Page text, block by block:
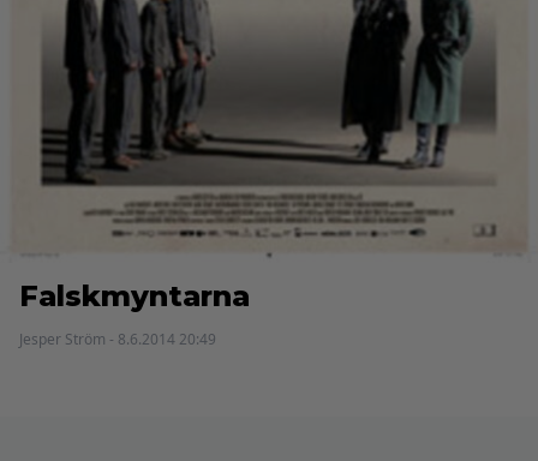
Falskmyntarna
Jesper Ström - 8.6.2014 20:49